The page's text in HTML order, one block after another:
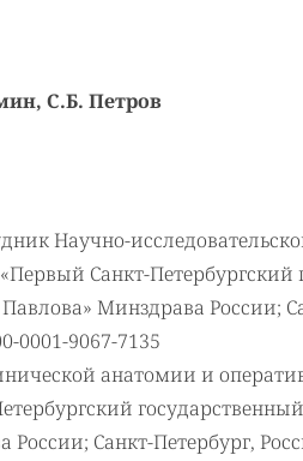
С.Б. Петров
Научно-
Санкт-Петербургский
Минздрава России;
0001-9067-7135
анатомии и
Санкт-Петербург,